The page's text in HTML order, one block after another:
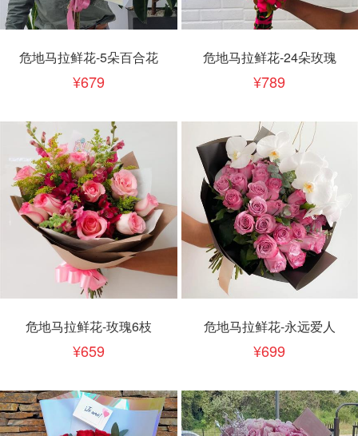
危地马拉鲜花-5朵百合花
679
危地马拉鲜花-24朵玫瑰
789
危地马拉鲜花-玫瑰6枝
659
危地马拉鲜花-永远爱人
699